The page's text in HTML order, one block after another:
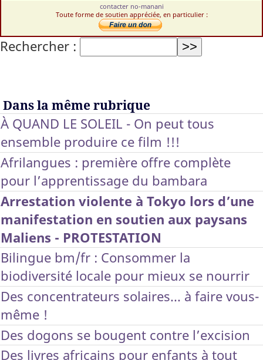
contacter no-manani
Toute forme de soutien appréciée, en particulier :
Rechercher :
Dans la même rubrique
À QUAND LE SOLEIL - On peut tous
ensemble produire ce film !!!
Afrilangues : première offre complète
pour l’apprentissage du bambara
Arrestation violente à Tokyo lors d’une
manifestation en soutien aux paysans
Maliens - PROTESTATION
Bilingue bm/fr : Consommer la
biodiversité locale pour mieux se nourrir
Des concentrateurs solaires... à faire vous-
même !
Des dogons se bougent contre l’excision
Des livres africains pour enfants à tout